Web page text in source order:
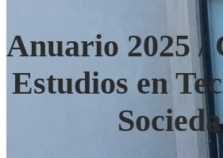
Anuario 2025 /
Estudios en